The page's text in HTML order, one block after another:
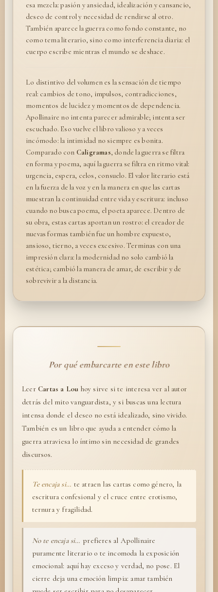
esa mezcla: pasión y ansiedad, idealización y cansancio,
deseo de control y necesidad de rendirse al otro.
También aparece la guerra como fondo constante, no
como tema literario, sino como interferencia diaria: el
cuerpo escribe mientras el mundo se deshace.
Lo distintivo del volumen es la sensación de tiempo
real: cambios de tono, impulsos, contradicciones,
momentos de lucidez y momentos de dependencia.
Apollinaire no intenta parecer admirable; intenta ser
escuchado. Eso vuelve el libro valioso y a veces
incómodo: la intimidad no siempre es bonita.
Comparado con Caligramas, donde la guerra se filtra
en forma y poema, aquí la guerra se filtra en ritmo vital:
urgencia, espera, celos, consuelo. El valor literario está
en la fuerza de la voz y en la manera en que las cartas
muestran la continuidad entre vida y escritura: incluso
cuando no busca poema, el poeta aparece. Dentro de
su obra, estas cartas aportan un rostro: el creador de
nuevas formas también fue un hombre expuesto,
ansioso, tierno, a veces excesivo. Terminas con una
impresión clara: la modernidad no solo cambió la
estética; cambió la manera de amar, de escribir y de
sobrevivir a la distancia.
Por qué embarcarte en este libro
Leer Cartas a Lou hoy sirve si te interesa ver al autor
detrás del mito vanguardista, y si buscas una lectura
intensa donde el deseo no está idealizado, sino vivido.
También es un libro que ayuda a entender cómo la
guerra atraviesa lo íntimo sin necesidad de grandes
discursos.
Te encaja si… te atraen las cartas como género, la
escritura confesional y el cruce entre erotismo,
ternura y fragilidad.
No te encaja si… prefieres al Apollinaire
puramente literario o te incomoda la exposición
emocional: aquí hay exceso y verdad, no pose. El
cierre deja una emoción limpia: amar también